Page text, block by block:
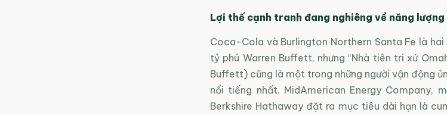
Lợi thế cạnh tranh đang nghiêng về năng lượng
Coca-Cola và Burlington Northern Santa Fe là
tỷ phú Warren Buffett, nhưng “Nhà tiên tri xứ
Buffett) cũng là một trong những người vận động
nổi tiếng nhất. MidAmerican Energy
Berkshire Hathaway đặt ra mục tiêu dài hạn là